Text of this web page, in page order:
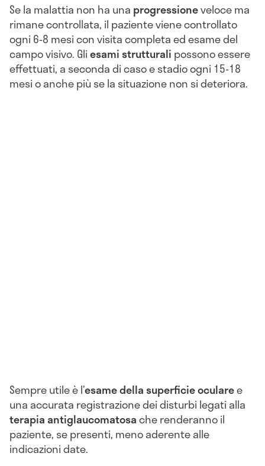
Se la malattia non ha una progressioneveloce ma
rimane controllata, il paziente viene controllato
ogni 6-8 mesi con visita completa ed esame del
campo visivo. Gliesami strutturali possono essere
effettuati, a seconda di caso e stadio ogni 15-18
mesi o anche più se la situazione non si deteriora.
Sempre utile è l’esame della superficie ocularee
una accurata registrazione dei disturbi legati alla
terapia antiglaucomatosache renderanno il
paziente, se presenti, meno aderente alle
indicazioni date.